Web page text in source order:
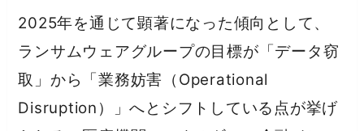
2025年を通じて顕著になった傾向として、
ランサムウェアグループの目標が「データ窃
取」から「業務妨害（Operational
Disruption）」へとシフトしている点が挙げ